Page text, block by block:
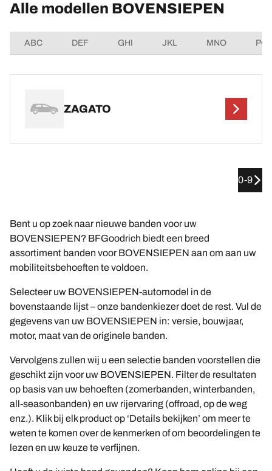
Alle modellen BOVENSIEPEN
ABC DEF GHI JKL MNO
ZAGATO
0-9
Bent u op zoek naar nieuwe banden voor uw
BOVENSIEPEN? BFGoodrich biedt een breed
assortiment banden voor BOVENSIEPEN aan om aan uw
mobiliteitsbehoeften te voldoen.
Selecteer uw BOVENSIEPEN-automodel in de
bovenstaande lijst – onze bandenkiezer doet de rest. Vul de
gegevens van uw BOVENSIEPEN in: versie, bouwjaar,
motor, maat van de originele banden.
Vervolgens zullen wij u een selectie banden voorstellen die
geschikt zijn voor uw BOVENSIEPEN. Filter de resultaten
op basis van uw behoeften (zomerbanden, winterbanden,
all-seasonbanden) en uw rijervaring (offroad, op de weg
enz.). Klik bij elk product op ‘Details bekijken’ om meer te
weten te komen over de kenmerken of om beoordelingen te
lezen en uw keuze te verfijnen.